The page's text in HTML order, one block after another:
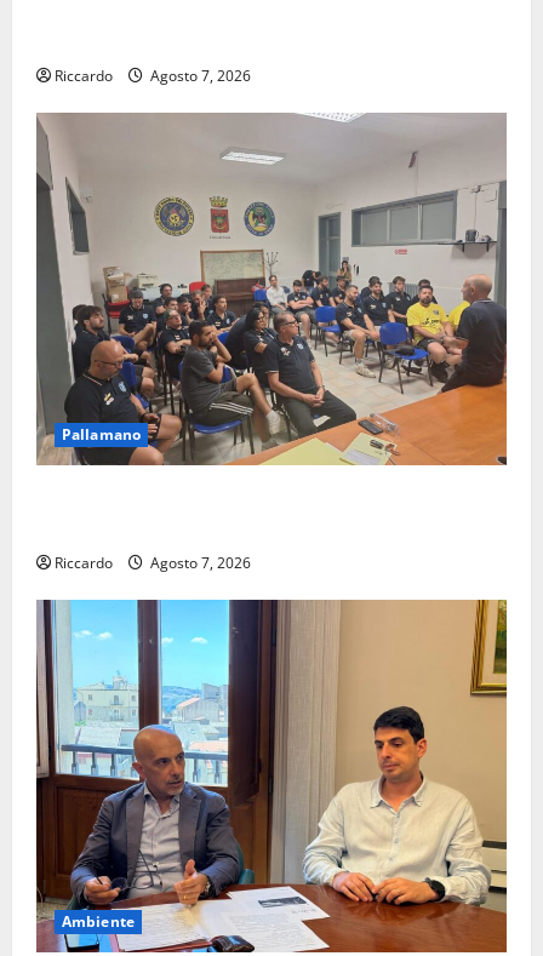
Riccardo Agosto 7, 2026
Pallamano
Riccardo Agosto 7, 2026
Ambiente